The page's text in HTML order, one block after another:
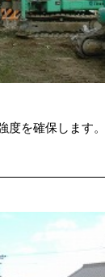
度を確保します。